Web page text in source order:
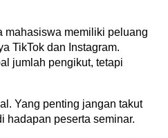
mahasiswa memiliki peluang
TikTok dan Instagram.
jumlah pengikut, tetapi
Yang penting jangan takut
hadapan peserta seminar.